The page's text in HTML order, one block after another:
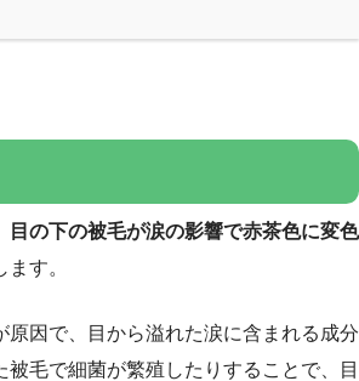
目の下の被毛が涙の影響で赤茶色に変色
ます。
原因で、目から溢れた涙に含まれる成分
被毛で細菌が繁殖したりすることで、目